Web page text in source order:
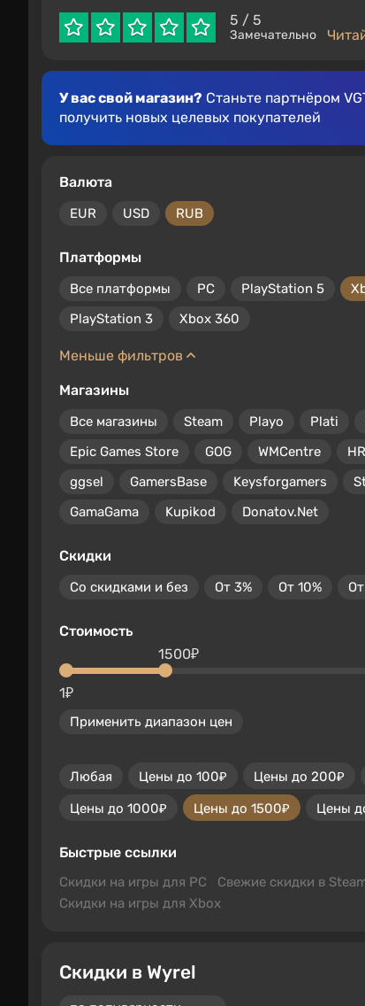
5 / 5
Замечательно
У вас свой магазин? Станьте партнёром
получить новых целевых покупателей
Валюта
EUR USD RUB
Платформы
Все платформы PC PlayStation 5
PlayStation 3
Xbox 360
Меньше фильтров
Магазины
Все магазины Steam Playo Plati
Epic Games Store
GOG WMCentre
ggsel
GamersBase Keysforgamers
GamaGama
Kupikod Donatov.Net
Скидки
Со скидками и без От 3% От 10%
Стоимость
1₽
1500₽
Применить диапазон цен
Любая Цены до 100₽ Цены до 200₽
Цены до 1000₽
Цены до 1500₽ Цены
Быстрые ссылки
Скидки на игры для PC Свежие скидки в
Скидки на игры для Xbox
Скидки в Wyrel